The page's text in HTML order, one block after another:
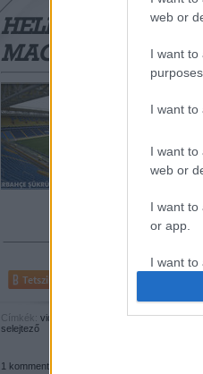
web or
I want to
purposes.
I want to
I want to
web or
I want to
or app.
I want to
I want to
HELLO HELL, WE
MAGYARS
ellenfél csapatát
zászlóval
Tetszik
Címkék: video magyar válogatott gera balhé
selejtező
1 komment